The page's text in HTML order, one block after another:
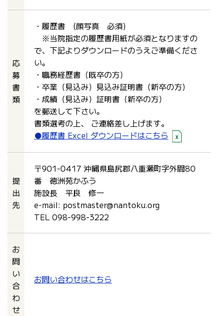
応
募
書
類
・履歴書 (顔写真 必須)
※当院指定の履歴書用紙が必須となりますの
で、下記よりダウンロードのうえご準備くださ
い。
・職務経歴書（既卒の方）
・卒業（見込み）見込み証明書（新卒の方）
・成績（見込み）証明書（新卒の方）
を郵送して下さい。
書類選考の上、 ご連絡差し上げます。
●履歴書 Excel ダウンロードはこちら
提
出
先
〒901-0417 沖縄県島尻郡八重瀬町字外間80
番 徳洲苑かふう
施設長 平良 修一
e-mail: postmaster@nantoku.org
TEL 098-998-3222
お
問
い
合
わ
せ
お問い合わせはこちら